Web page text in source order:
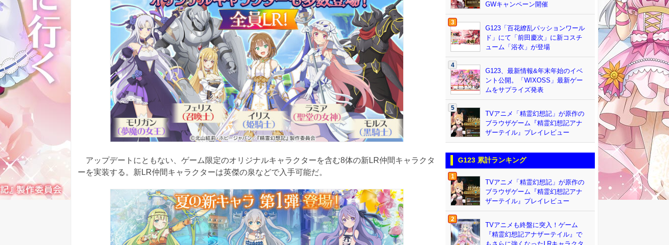
アップデートにともない、ゲーム限定のオリジナルキャラクターを含む8体の新LR仲間キャラクタ
ーを実装する。新LR仲間キャラクターは英傑の泉などで入手可能だ。
GWキャンペーン開催
3
G123「百花繚乱パッションワール
ド」にて「前田慶次」に新コスチ
ューム「浴衣」が登場
4
G123、最新情報&年末年始のイベ
ント公開。「WIXOSS」最新ゲー
ムをサプライズ発表
5
TVアニメ「精霊幻想記」が原作の
ブラウザゲーム『精霊幻想記アナ
ザーテイル』プレイレビュー
G123 累計ランキング
1
TVアニメ「精霊幻想記」が原作の
ブラウザゲーム『精霊幻想記アナ
ザーテイル』プレイレビュー
2
TVアニメも終盤に突入！ゲーム
『精霊幻想記アナザーテイル』で